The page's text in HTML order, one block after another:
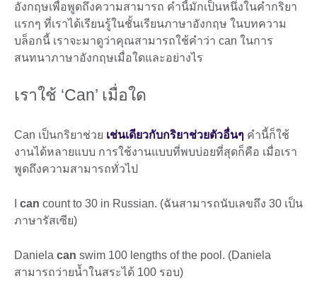
อังกฤษเพื่อพูดถึงความสามารถ คำนี้มักเป็นหนึ่งในคำกริยา
แรกๆ ที่เราได้เรียนรู้ในชั้นเรียนภาษาอังกฤษ ในบทความ
บล็อกนี้ เราจะมาดูว่าคุณสามารถใช้คำว่า can ในการ
สนทนาภาษาอังกฤษเมื่อใดและอย่างไร
เราใช้ ‘Can’ เมื่อใด
Can เป็นกริยาช่วย เช่นเดียวกับกริยาช่วยตัวอื่นๆ คำนี้ก็ใช้
งานได้หลายแบบ การใช้งานแบบที่พบบ่อยที่สุดก็คือ เมื่อเรา
พูดถึงความสามารถทั่วไป
can count to 30 in Russian. (ฉันสามารถนับเลขถึง 30 เป็น
ภาษารัสเซีย)
Daniela can swim 100 lengths of the pool. (Daniela
สามารถว่ายน้ำในสระได้ 100 รอบ)